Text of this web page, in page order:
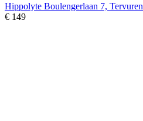
Hippolyte Boulengerlaan 7, Tervuren
€ 149